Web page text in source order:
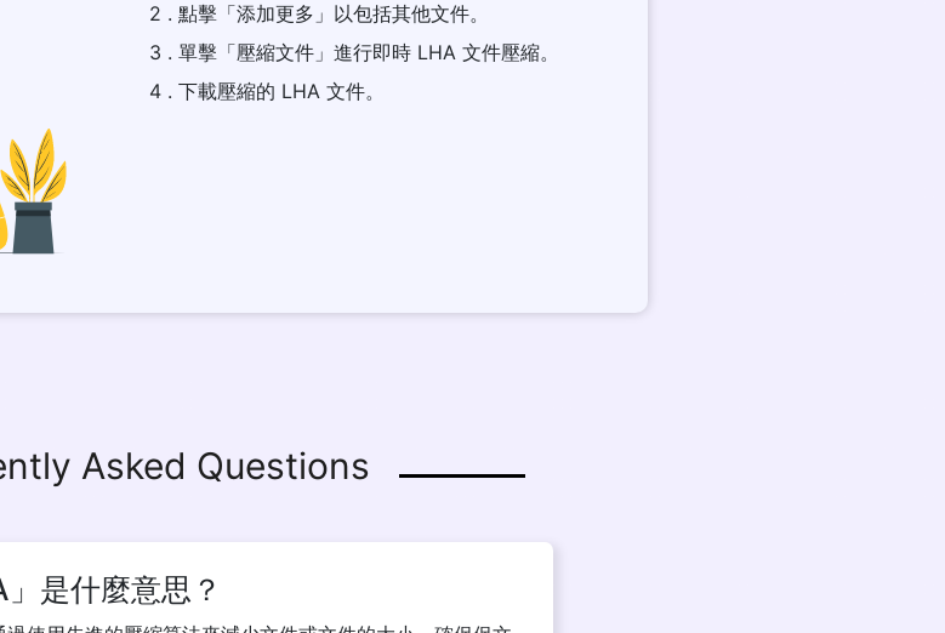
2 . 點擊「添加更多」以包括其他文件。
3 . 單擊「壓縮文件」進行即時 LHA 文件壓縮。
4 . 下載壓縮的 LHA 文件。
Asked Questions
是什麼意思？